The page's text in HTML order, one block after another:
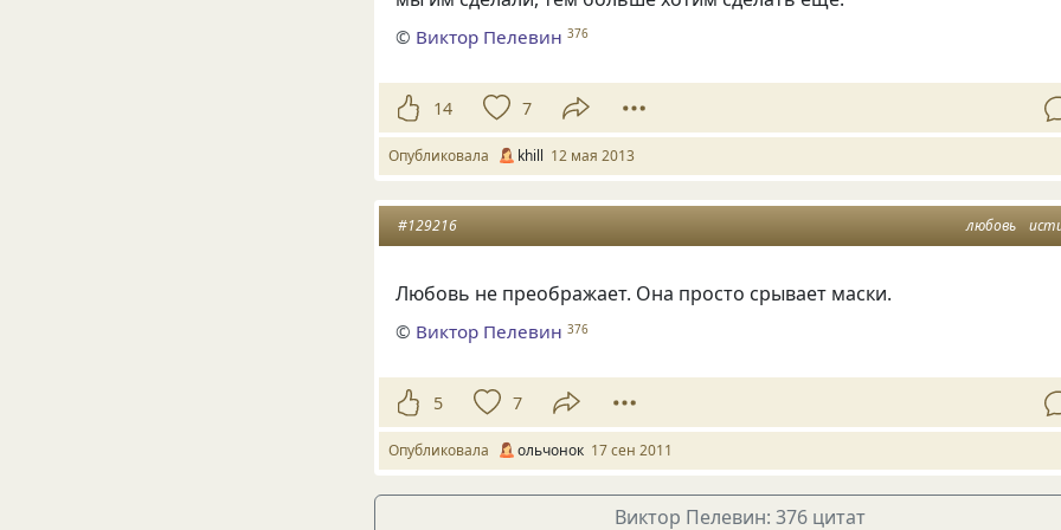
© Виктор Пелевин 376
14 7
Опубликовала khill 12 мая 2013
любовь
#129216
Любовь не преображает. Она просто срывает маски.
© Виктор Пелевин 376
5 7
Опубликовала ольчонок 17 сен 2011
Виктор Пелевин: 376 цитат